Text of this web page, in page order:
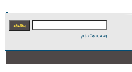
بحث متقدم